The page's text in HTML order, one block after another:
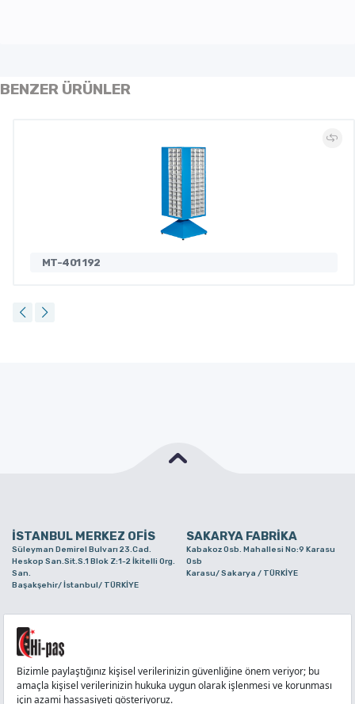
BENZER ÜRÜNLER
MT-401 192
İSTANBUL MERKEZ OFİS SAKARYA FABRİKA
Süleyman Demirel Bulvarı 23.Cad.
Heskop San.Sit.S.1 Blok Z:1-2 İkitelli Org.
San.
Başakşehir/ İstanbul/ TÜRKİYE
Kabakoz Osb. Mahallesi No:9 Karasu
Osb
Karasu/ Sakarya / TÜRKİYE
Alaaddinbey Mah. Ayfatma Cad. No.11 A/C
Sam.3 Plaza B Blok Nilüfer/ Bursa/
TÜRKİYE